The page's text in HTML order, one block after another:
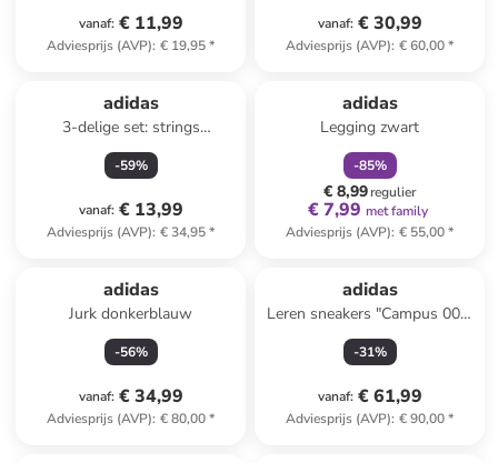
vanaf: € 11,99
Adviesprijs (AVP): € 19,95*
vanaf: € 30,99
Adviesprijs (AVP): € 60,00*
adidas
3-delige set: strings
paars/lichtblauw/grijs
-59%
vanaf: € 13,99
Adviesprijs (AVP): € 34,95*
adidas
Legging zwart
-85%
€ 8,99regulier
€ 7,99 met family
Adviesprijs (AVP): € 55,00*
adidas
Jurk donkerblauw
-56%
vanaf: € 34,99
Adviesprijs (AVP): € 80,00*
adidas
Leren sneakers "Campus 00s"
groen
-31%
vanaf: € 61,99
Adviesprijs (AVP): € 90,00*